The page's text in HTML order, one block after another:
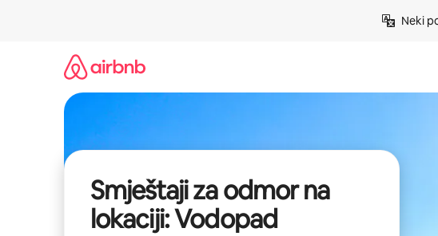
Neki
Smještaji za odmor na
lokaciji: Vodopad